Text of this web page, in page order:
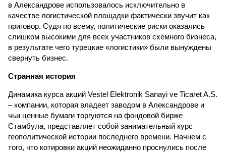
в Александрове использовалось исключительно в
качестве логистической площадки фактически звучит как
приговор. Судя по всему, политические риски оказались
слишком высокими для всех участников схемного бизнеса,
в результате чего турецкие «логистики» были вынуждены
свернуть бизнес.
Странная история
Динамика курса акций Vestel Elektronik Sanayi ve Ticaret A.S.
– компании, которая владеет заводом в Александрове и
чьи ценные бумаги торгуются на фондовой бирже
Стамбула, представляет собой занимательный курс
геополитической истории последнего времени. Начнем с
того, что котировки акций неожиданно проснулись после